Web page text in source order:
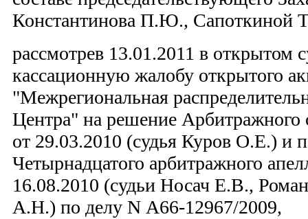
Константинова П.Ю., Сапоткиной
рассмотрев 13.01.2011 в открытом
кассационную жалобу открытого
"Межрегиональная
Центра" на решение Арбитражного
от 29.03.2010 (судья Куров О.Е.) и
Четырнадцатого арбитражного
16.08.2010 (судьи Носач Е.В.,
А.Н.) по делу N А66-12967/2009,